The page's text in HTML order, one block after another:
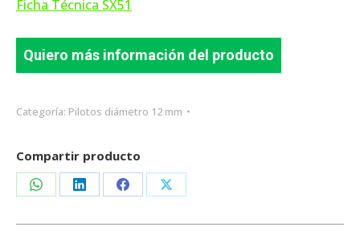
Ficha Técnica SX51
Quiero más información del producto
Categoría: Pilotos diámetro 12 mm
Compartir producto
Share
on
Share
on
Share
on
Share
on